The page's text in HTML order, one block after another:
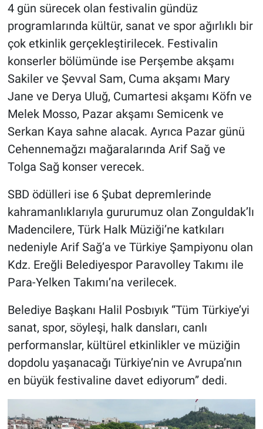
4 gün sürecek olan festivalin gündüz
programlarında kültür, sanat ve spor ağırlıklı bir
çok etkinlik gerçekleştirilecek. Festivalin
konserler bölümünde ise Perşembe akşamı
Sakiler ve Şevval Sam, Cuma akşamı Mary
Jane ve Derya Uluğ, Cumartesi akşamı Köfn ve
Melek Mosso, Pazar akşamı Semicenk ve
Serkan Kaya sahne alacak. Ayrıca Pazar günü
Cehennemağzı mağaralarında Arif Sağ ve
Tolga Sağ konser verecek.
SBD ödülleri ise 6 Şubat depremlerinde
kahramanlıklarıyla gururumuz olan Zonguldak’lı
Madencilere, Türk Halk Müziği’ne katkıları
nedeniyle Arif Sağ’a ve Türkiye Şampiyonu olan
Kdz. Ereğli Belediyespor Paravolley Takımı ile
Para-Yelken Takımı’na verilecek.
Belediye Başkanı Halil Posbıyık “Tüm Türkiye’yi
sanat, spor, söyleşi, halk dansları, canlı
performanslar, kültürel etkinlikler ve müziğin
dopdolu yaşanacağı Türkiye’nin ve Avrupa’nın
en büyük festivaline davet ediyorum” dedi.